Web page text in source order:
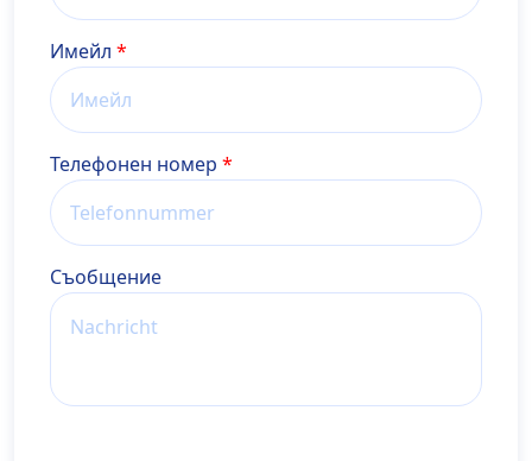
Имейл
Телефонен номер
Cъобщение